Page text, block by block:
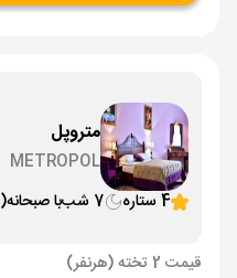
متروپل
METROPOL
4 ستاره
7 شب با صبحانه(BB)
قیمت 2 تخته (هرنفر)